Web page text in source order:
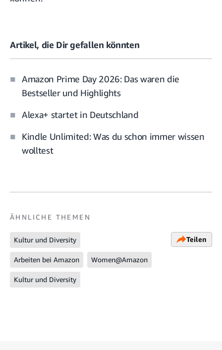
Artikel, die Dir gefallen könnten
Amazon Prime Day 2026: Das waren die
Bestseller und Highlights
Alexa+ startet in Deutschland
Kindle Unlimited: Was du schon immer wissen
wolltest
ÄHNLICHE THEMEN
Kultur und Diversity
Arbeiten bei Amazon Women@Amazon
Kultur und Diversity
Teilen